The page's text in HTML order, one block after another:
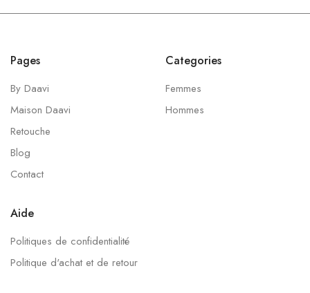
Pages
By Daavi
Maison Daavi
Retouche
Blog
Contact
Categories
Femmes
Hommes
Aide
Politiques de confidentialité
Politique d'achat et de retour